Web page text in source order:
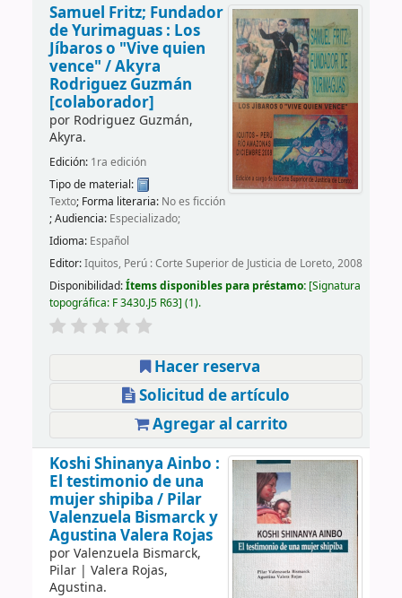
Samuel Fritz; Fundador
de Yurimaguas : Los
Jíbaros o "Vive quien
vence" /Akyra
Rodriguez Guzmán
[colaborador]
por Rodriguez Guzmán,
Akyra.
Edición: 1ra edición
Tipo de material:
Texto; Forma literaria: No es ficción
; Audiencia: Especializado;
Idioma: Español
Editor:Iquitos, Perú : Corte Superior de Justicia de Loreto, 2008
Disponibilidad:Ítems disponibles para préstamo: Signatura
topográfica: F 3430.J5 R63 (1).
Hacer reserva
Solicitud de artículo
Agregar al carrito
Koshi Shinanya Ainbo :
El testimonio de una
mujer shipiba / Pilar
Valenzuela Bismarck y
Agustina Valera Rojas
porValenzuela Bismarck,
Pilar| Valera Rojas,
Agustina.